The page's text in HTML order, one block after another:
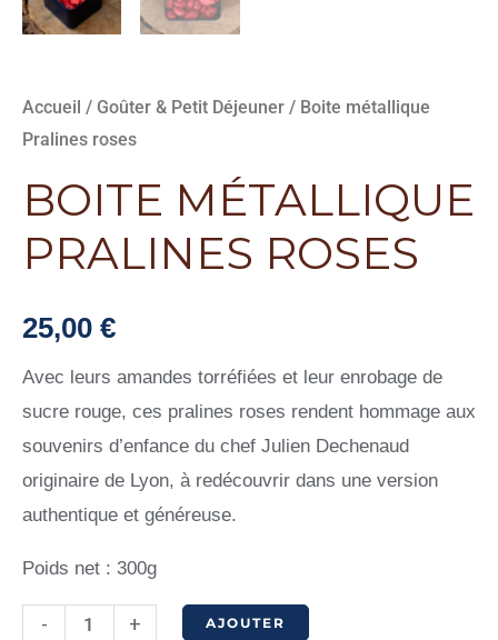
Accueil / Goûter & Petit Déjeuner / Boite métallique
Pralines roses
BOITE MÉTALLIQUE
PRALINES ROSES
25,00 €
Avec leurs amandes torréfiées et leur enrobage de
sucre rouge, ces pralines roses rendent hommage aux
souvenirs d’enfance du chef Julien Dechenaud
originaire de Lyon, à redécouvrir dans une version
authentique et généreuse.
Poids net : 300g
-
quantité
+ AJOUTER